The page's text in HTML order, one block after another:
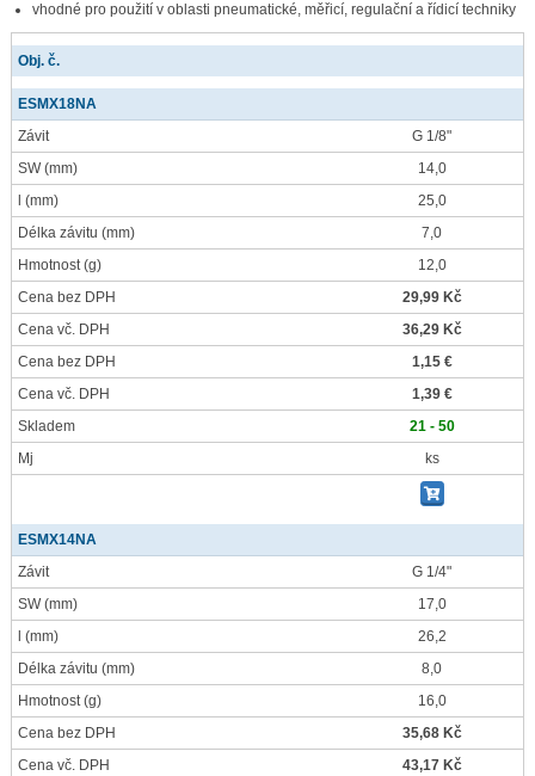
vhodné pro použití v oblasti pneumatické, měřicí, regulační a řídicí techniky
Obj. č.
ESMX18NA
Závit
G 1/8"
SW(mm)
14,0
(mm)
25,0
Délka závitu (mm)
7,0
Hmotnost(g)
12,0
Cena bez DPH
29,99 Kč
Cena vč. DPH
36,29 Kč
Cena bez DPH
1,15 €
Cena vč. DPH
1,39 €
Skladem
21 - 50
Mj
ks
ESMX14NA
Závit
G 1/4"
SW(mm)
17,0
(mm)
26,2
Délka závitu (mm)
8,0
Hmotnost(g)
16,0
Cena bez DPH
35,68 Kč
Cena vč. DPH
43,17 Kč